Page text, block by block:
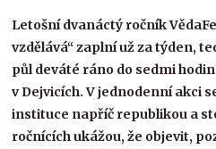
Letošní dvanáctý ročník
vzdělává“ zaplní už za týden,
půl deváté ráno do sedmi
v Dejvicích. V jednodenní akci
instituce napříč republikou a
ročnících ukážou, že objevit,